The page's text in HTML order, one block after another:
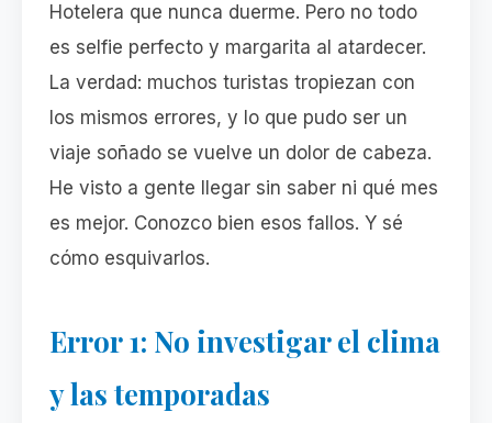
Hotelera que nunca duerme. Pero no todo
es selfie perfecto y margarita al atardecer.
La verdad: muchos turistas tropiezan con
los mismos errores, y lo que pudo ser un
viaje soñado se vuelve un dolor de cabeza.
He visto a gente llegar sin saber ni qué mes
es mejor. Conozco bien esos fallos. Y sé
cómo esquivarlos.
Error 1: No investigar el clima
y las temporadas